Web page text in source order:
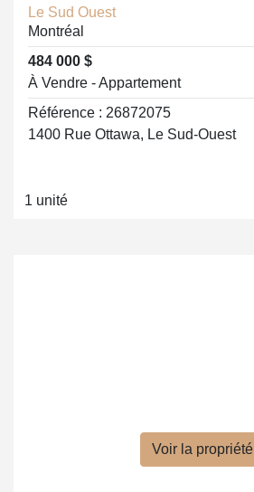
Le Sud Ouest
Montréal
484 000 $
À Vendre - Appartement
Référence : 26872075
1400 Rue Ottawa, Le Sud-Ouest
1 unité
Voir la propriété